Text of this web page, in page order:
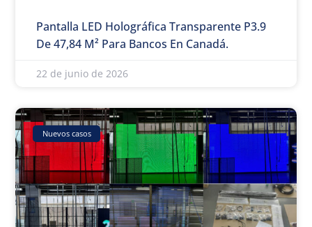
Pantalla LED Holográfica Transparente P3.9
De 47,84 M² Para Bancos En Canadá.
22 de junio de 2026
Nuevos casos